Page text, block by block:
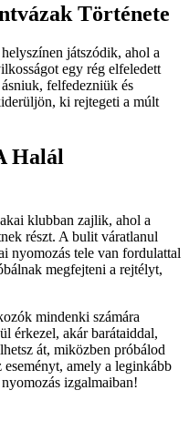
Története
játszódik, ahol a
egy rég elfeledett
felfedezniük és
ki rejtegeti a múlt
Halál
klubban zajlik, ahol a
részt. A bulit váratlanul
nyomozás tele van fordulattal
megfejteni a rejtélyt,
mindenki számára
érkezel, akár barátaiddal,
át, miközben próbálod
amely a leginkább
izgalmaiban!